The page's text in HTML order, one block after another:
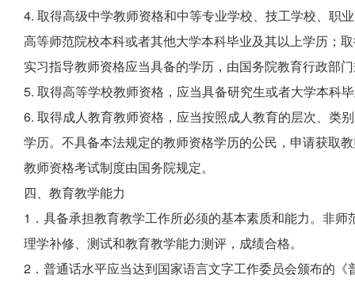
4. 取得高级中学教师资格和中等专业学校、技工学校、职
高等师范院校本科或者其他大学本科毕业及其以上学历；
实习指导教师资格应当具备的学历，由国务院教育行政部
5. 取得高等学校教师资格，应当具备研究生或者大学本科
6. 取得成人教育教师资格，应当按照成人教育的层次、类
学历。不具备本法规定的教师资格学历的公民，申请获取
教师资格考试制度由国务院规定。
四、教育教学能力
1．具备承担教育教学工作所必须的基本素质和能力。非
理学补修、测试和教育教学能力测评，成绩合格。
2．普通话水平应当达到国家语言文字工作委员会颁布的